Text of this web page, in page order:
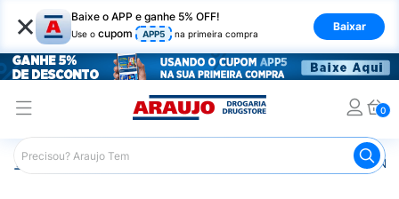
× Baixe o APP e ganhe 5% OFF!
Use o cupom APP5 na primeira compra
Baixar
0
Araujo Mercado Iogurte Integral Grego